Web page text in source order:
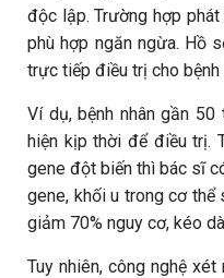
độc lập. Trường hợp
phù hợp ngăn ngừa. Hồ
trực tiếp điều trị cho bệnh
Ví dụ, bệnh nhân gần
hiện kịp thời để điều trị.
gene đột biến thì bác sĩ
gene, khối u trong cơ
giảm 70% nguy cơ, kéo
Tuy nhiên, công nghệ